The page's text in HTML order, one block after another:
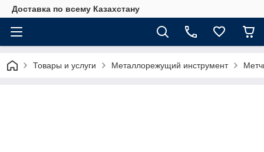
Доставка по всему Казахстану
Товары и услуги Металлорежущий инструмент